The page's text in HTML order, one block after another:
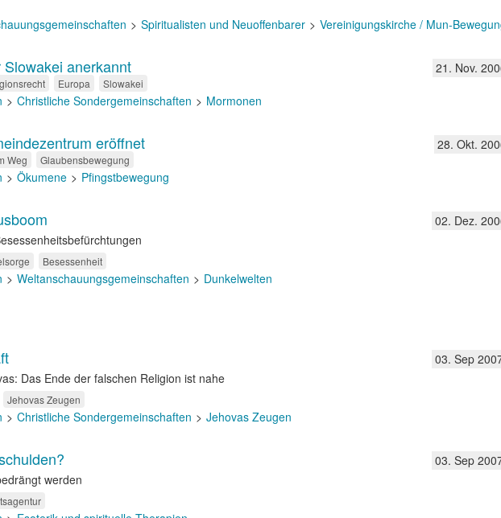
Spiritualisten und Neuoffenbarer Vereinigungskirche / Mun-
21. Nov.
anerkannt
Europa Slowakei
Christliche Sondergemeinschaften Mormonen
28. Okt.
eröffnet
Weg Glaubensbewegung
Ökumene Pfingstbewegung
02. Dez.
Besessenheit
Weltanschauungsgemeinschaften Dunkelwelten
03. Sep
Das Ende der falschen Religion ist nahe
Jehovas Zeugen
Christliche Sondergemeinschaften Jehovas Zeugen
03. Sep
werden